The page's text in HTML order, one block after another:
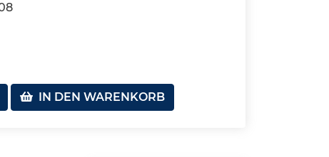
IN DEN WARENKORB